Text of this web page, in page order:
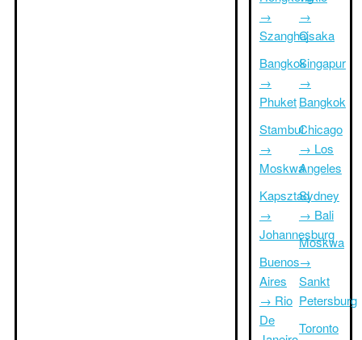
→
Szanghaj
Bangkok
→
Phuket
Stambuł
→
Moskwa
Kapsztad
→
Johannesburg
Buenos
Aires
→ Rio
De
→
Osaka
Singapur
→
Bangkok
Chicago
→ Los
Angeles
Sydney
→ Bali
Moskwa
→
Sankt
Petersburg
Toronto